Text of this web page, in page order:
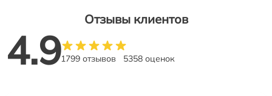
Отзывы клиентов
4.91799 отзывов 5358 оценок